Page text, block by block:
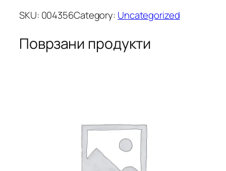
SKU: 004356Category: Uncategorized
Поврзани продукти